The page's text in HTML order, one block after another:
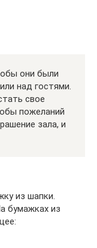
они были
над гостями.
свое
пожеланий
зала, и
из шапки.
бумажках из